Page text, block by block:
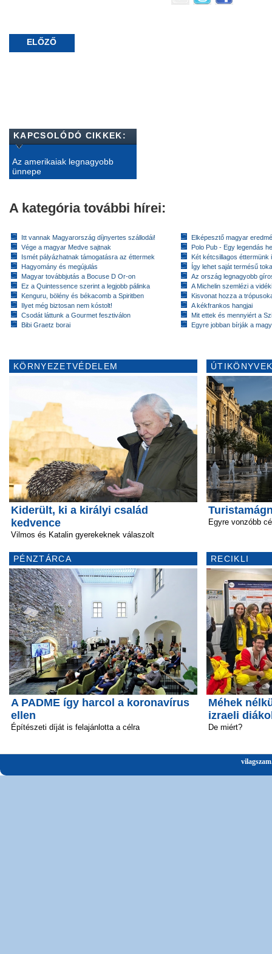
ELŐZŐ
KAPCSOLÓDÓ CIKKEK:
Az amerikaiak legnagyobb
ünnepe
A kategória további hírei:
Itt vannak Magyarország díjnyertes szállodái!
Vége a magyar Medve sajtnak
Ismét pályázhatnak támogatásra az éttermek
Hagyomány és megújulás
Magyar továbbjutás a Bocuse D Or-on
Ez a Quintessence szerint a legjobb pálinka
Kenguru, bölény és békacomb a Spiritben
Ilyet még biztosan nem kóstolt!
Csodát láttunk a Gourmet fesztiválon
Bibi Graetz borai
Elképesztő magyar
Polo Pub - Egy legendás
Két kétcsillagos éttermünk
Így lehet saját termésű
Az ország legnagyobb
A Michelin szemlézi a
Kisvonat hozza a
A kékfrankos hangjai
Mit ettek és mennyiért a
Egyre jobban bírják a
KÖRNYEZETVÉDELEM
Kiderült, ki a királyi család
kedvence
Vilmos és Katalin gyerekeknek válaszolt
PÉNZTÁRCA
A PADME így harcol a koronavírus
ellen
Építészeti díját is felajánlotta a célra
Egyre vonzóbb
RECIKLI
Méhek
izraeli
De miért?